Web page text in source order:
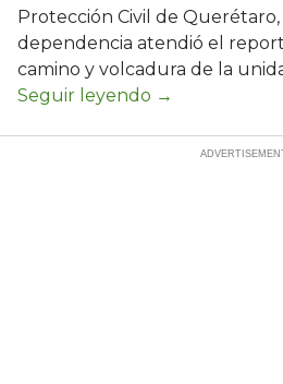
Protección Civil de
dependencia atendió el
camino y volcadura de la